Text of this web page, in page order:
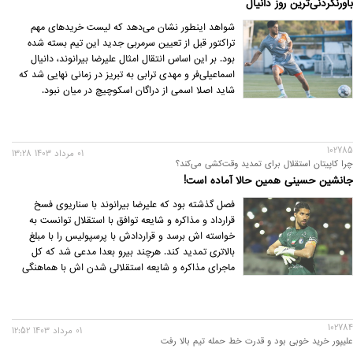
باورنکردنی‌ترین روز دانیال
شواهد اینطور نشان می‌دهد که لیست خریدهای مهم
تراکتور قبل از تعیین سرمربی جدید این تیم بسته شده
بود. بر این اساس انتقال امثال علیرضا بیرانوند، دانیال
اسماعیلی‌فر و مهدی ترابی به تبریز در زمانی نهایی شد که
شاید اصلا اسمی از دراگان اسکوچیچ در میان نبود.
102785
چرا کاپیتان استقلال برای تمدید وقت‌کشی می‌کند؟
جانشین حسینی همین حالا آماده است!
01 مرداد 1403 13:28
فصل گذشته بود که علیرضا بیرانوند با سناریوی فسخ
قرارداد و مذاکره و شایعه توافق با استقلال توانست به
خواسته اش برسد و قراردادش با پرسپولیس را با مبلغ
بالاتری تمدید کند. هرچند بیرو بعدا مدعی شد که کل
ماجرای مذاکره و شایعه استقلالی شدن اش با هماهنگی
102784
علیپور خرید خوبی بود و قدرت خط حمله تیم بالا رفت
01 مرداد 1403 12:52